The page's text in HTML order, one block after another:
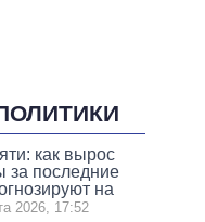
как вырос
за последние
на
2026, 17:52